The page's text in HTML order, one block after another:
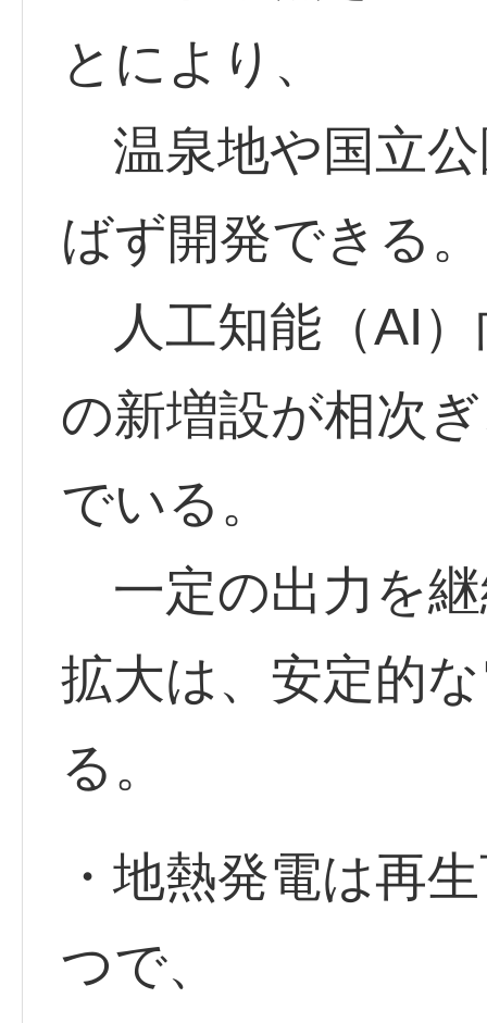
とにより、
温泉地や国立公
ばず開発できる。
人工知能（AI）
の新増設が相次
でいる。
一定の出力を
拡大は、安定的
る。
・地熱発電は再
つで、